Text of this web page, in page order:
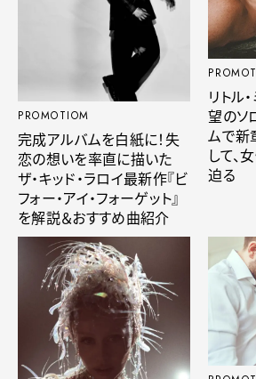
PROMOTIOM
完成アルバムを白紙に！失
恋の想いを率直に描いた
ザ・キッド・ラロイ最新作『ビ
フォー・アイ・フォーゲット』
を解説＆おすすめ曲紹介
リトル
望のソ
ムで新
して、
迫る